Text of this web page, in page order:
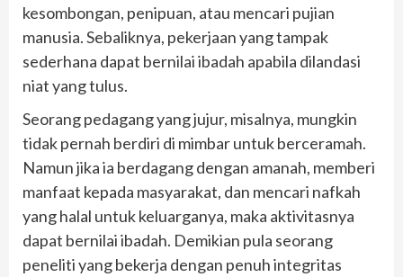
kesombongan, penipuan, atau mencari pujian
manusia. Sebaliknya, pekerjaan yang tampak
sederhana dapat bernilai ibadah apabila dilandasi
niat yang tulus.
Seorang pedagang yang jujur, misalnya, mungkin
tidak pernah berdiri di mimbar untuk berceramah.
Namun jika ia berdagang dengan amanah, memberi
manfaat kepada masyarakat, dan mencari nafkah
yang halal untuk keluarganya, maka aktivitasnya
dapat bernilai ibadah. Demikian pula seorang
peneliti yang bekerja dengan penuh integritas